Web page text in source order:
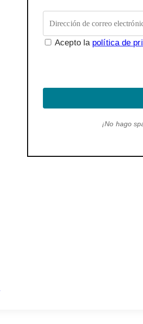
Acepto la política de
¡No hago